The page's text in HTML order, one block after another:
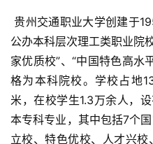
贵州交通职业大学创建于1958年，是一所以交通为特色的
公办本科层次理工类职业院
家优质校”、“中国特色高水
格为本科院校。学校占地
米，在校学生1.3万余人，
本专科专业，其中包括7个
立校、特色优校、人才兴